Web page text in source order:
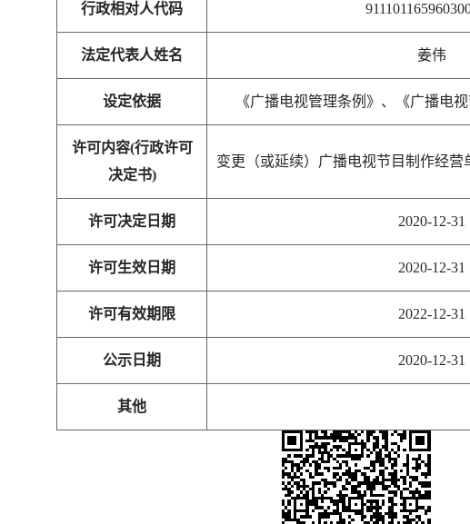
行政相对人代码
法定代表人姓名 姜伟
设定依据 《广播电视管理条例》、《广播电
许可内容(行政许可
决定书)
变更（或延续）广播电视节目制作经营
许可决定日期 2020-12-31
许可生效日期 2020-12-31
许可有效期限 2022-12-31
公示日期 2020-12-31
其他